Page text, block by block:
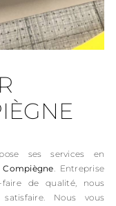
ses services en
Compiègne. Entreprise
faire de qualité, nous
Nous vous